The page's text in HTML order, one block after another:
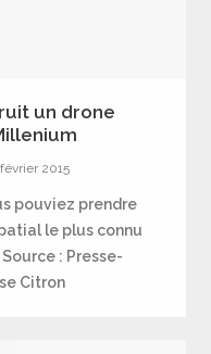
un drone
2015
pouviez prendre
le plus connu
: Presse-
Citron